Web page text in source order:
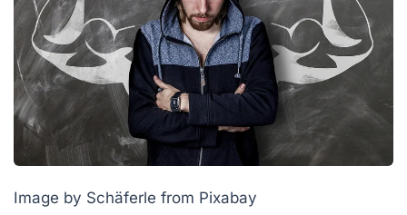
Image by Schäferle from Pixabay